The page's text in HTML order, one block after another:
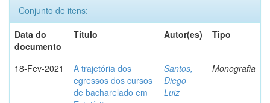
Conjunto de itens:
Data do
documento
Título Autor(es) Tipo
18-Fev-2021
A trajetória dos
egressos dos cursos
de bacharelado em
Santos,
Diego
Luiz
Monografia